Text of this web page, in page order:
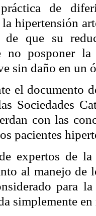
de
hipertensión
de que su
no posponer
sin daño en un
el documento
Sociedades
con las
pacientes
expertos de
al manejo de
para
simplemente